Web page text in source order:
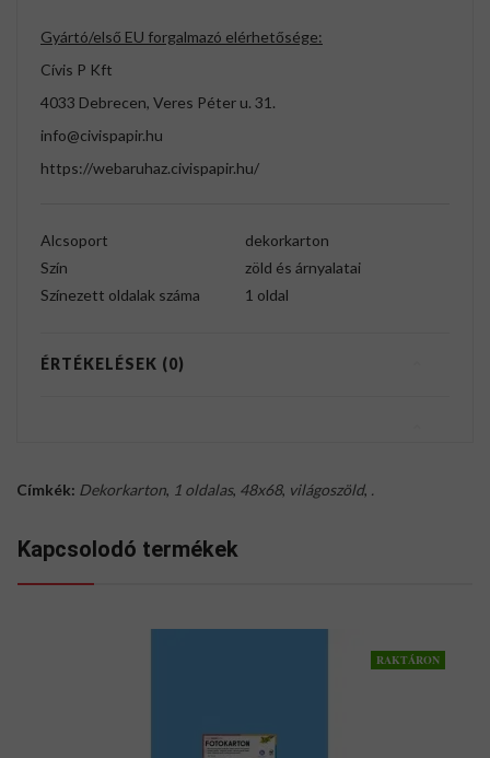
Gyártó/első EU forgalmazó elérhetősége:
Cívis P Kft
4033 Debrecen, Veres Péter u. 31.
info@civispapir.hu
https://webaruhaz.civispapir.hu/
Alcsoport
dekorkarton
Szín
zöld és árnyalatai
Színezett oldalak száma
1 oldal
ÉRTÉKELÉSEK (0)
Címkék: Dekorkarton, 1 oldalas, 48x68, világoszöld, .
Kapcsolodó termékek
RAKTÁRON